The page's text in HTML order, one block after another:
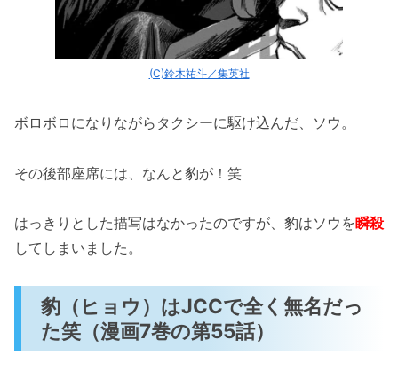
(C)鈴木祐斗／集英社
ボロボロになりながらタクシーに駆け込んだ、ソウ。
その後部座席には、なんと豹が！笑
はっきりとした描写はなかったのですが、豹はソウを瞬殺
してしまいました。
豹（ヒョウ）はJCCで全く無名だっ
た笑（漫画7巻の第55話）